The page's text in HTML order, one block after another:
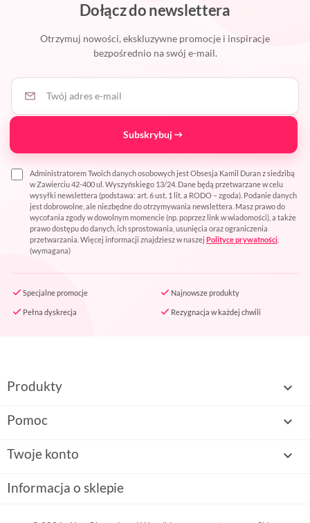
Dołącz do newslettera
Otrzymuj nowości, ekskluzywne promocje i inspiracje
bezpośrednio na swój e-mail.
Twój adres e-mail
Subskrybuj
Administratorem Twoich danych osobowych jest Obsesja Kamil Duran z siedzibą
w Zawierciu 42-400 ul. Wyszyńskiego 13/24. Dane będą przetwarzane w celu
wysyłki newslettera (podstawa: art. 6 ust. 1 lit. a RODO – zgoda). Podanie danych
jest dobrowolne, ale niezbędne do otrzymywania newslettera. Masz prawo do
wycofania zgody w dowolnym momencie (np. poprzez link w wiadomości), a także
prawo dostępu do danych, ich sprostowania, usunięcia oraz ograniczenia
przetwarzania. Więcej informacji znajdziesz w naszej Polityce prywatności
(wymagana)
Specjalne promocje Najnowsze produkty
Pełna dyskrecja Rezygnacja w każdej chwili
Produkty 
Pomoc 
Twoje konto 
Informacja o sklepie